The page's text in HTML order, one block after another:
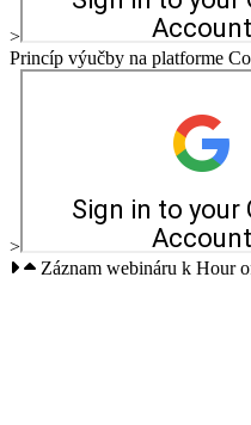
>
Princíp výučby na platforme
>
Záznam webináru k Hour